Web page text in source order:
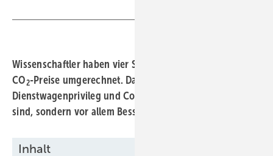
Wissenschaftler haben vier Steuerprivilegien in negative
CO2-Preise umgerechnet. Das Ergebnis zeigt, dass
Dienstwagenprivileg und Co nicht nur klimaschädlich
sind, sondern vor allem Besserverdienende entlasten.
Inhalt